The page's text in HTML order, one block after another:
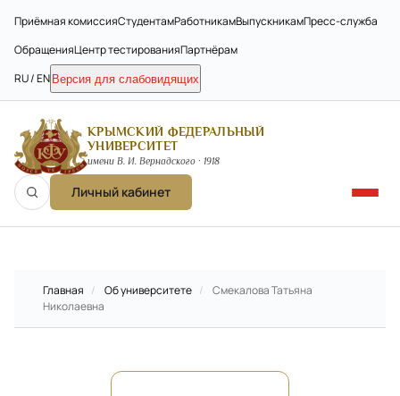
Приёмная комиссияСтудентамРаботникамВыпускникамПресс-служба
ОбращенияЦентр тестированияПартнёрам
RU / EN Версия для слабовидящих
КРЫМСКИЙ ФЕДЕРАЛЬНЫЙ
УНИВЕРСИТЕТ
имени В. И. Вернадского · 1918
Личный кабинет
Главная / Об университете /
Смекалова Татьяна
Николаевна